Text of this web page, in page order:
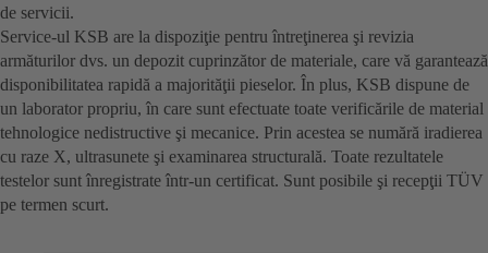
de servicii.
Service-ul KSB are la dispoziţie pentru întreţinerea şi revizia
armăturilor dvs. un depozit cuprinzător de materiale, care vă garantează
disponibilitatea rapidă a majorităţii pieselor. În plus, KSB dispune de
un laborator propriu, în care sunt efectuate toate verificările de material
tehnologice nedistructive şi mecanice. Prin acestea se numără iradierea
cu raze X, ultrasunete şi examinarea structurală. Toate rezultatele
testelor sunt înregistrate într-un certificat. Sunt posibile şi recepţii TÜV
pe termen scurt.